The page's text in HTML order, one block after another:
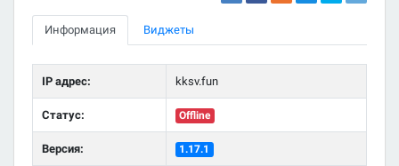
Информация Виджеты
IP адрес: kksv.fun
Статус: Offline
Версия: 1.17.1